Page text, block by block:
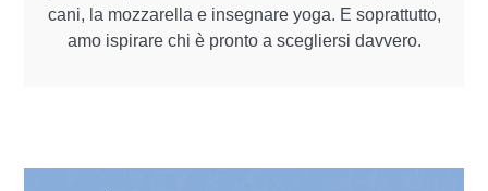
cani, la mozzarella e insegnare yoga. E soprattutto,
amo ispirare chi è pronto a scegliersi davvero.